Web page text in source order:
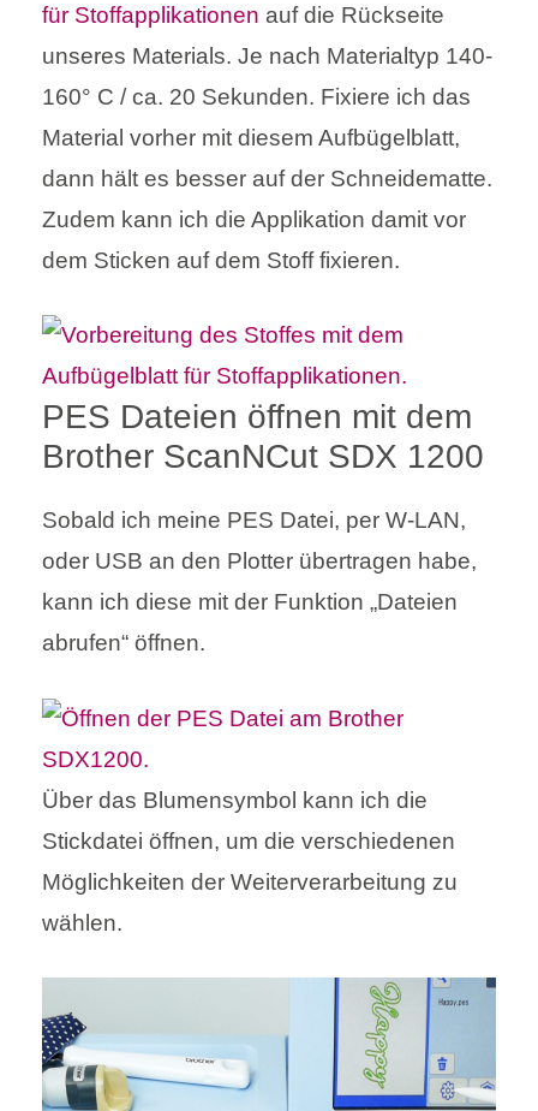
für Stoffapplikationen auf die Rückseite
unseres Materials. Je nach Materialtyp 140-
160° C / ca. 20 Sekunden. Fixiere ich das
Material vorher mit diesem Aufbügelblatt,
dann hält es besser auf der Schneidematte.
Zudem kann ich die Applikation damit vor
dem Sticken auf dem Stoff fixieren.
PES Dateien öffnen mit dem
Brother ScanNCut SDX 1200
Sobald ich meine PES Datei, per W-LAN,
oder USB an den Plotter übertragen habe,
kann ich diese mit der Funktion „Dateien
abrufen“ öffnen.
Über das Blumensymbol kann ich die
Stickdatei öffnen, um die verschiedenen
Möglichkeiten der Weiterverarbeitung zu
wählen.